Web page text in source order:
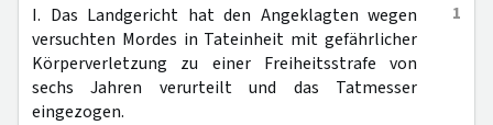
1
I. Das Landgericht hat den Angeklagten wegen
versuchten Mordes in Tateinheit mit gefährlicher
Körperverletzung zu einer Freiheitsstrafe von
sechs Jahren verurteilt und das Tatmesser
eingezogen.